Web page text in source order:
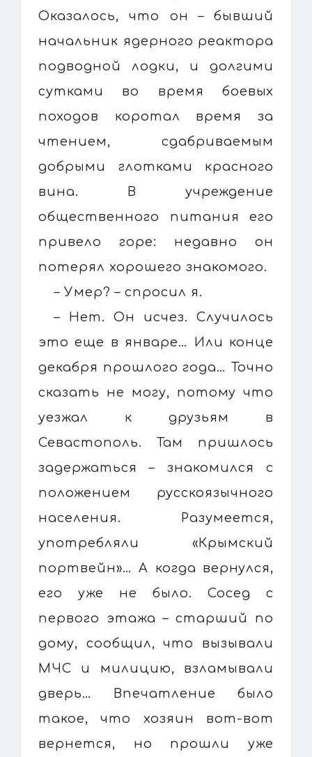
Оказалось, что он – бывший
начальник ядерного реактора
подводной лодки, и долгими
сутками во время боевых
походов коротал время за
чтением, сдабриваемым
добрыми глотками красного
вина. В учреждение
общественного питания его
привело горе: недавно он
потерял хорошего знакомого.
– Умер? – спросил я.
– Нет. Он исчез. Случилось
это еще в январе… Или конце
декабря прошлого года… Точно
сказать не могу, потому что
уезжал к друзьям в
Севастополь. Там пришлось
задержаться – знакомился с
положением русскоязычного
населения. Разумеется,
употребляли «Крымский
портвейн»… А когда вернулся,
его уже не было. Сосед с
первого этажа – старший по
дому, сообщил, что вызывали
МЧС и милицию, взламывали
дверь… Впечатление было
такое, что хозяин вот-вот
вернется, но прошли уже